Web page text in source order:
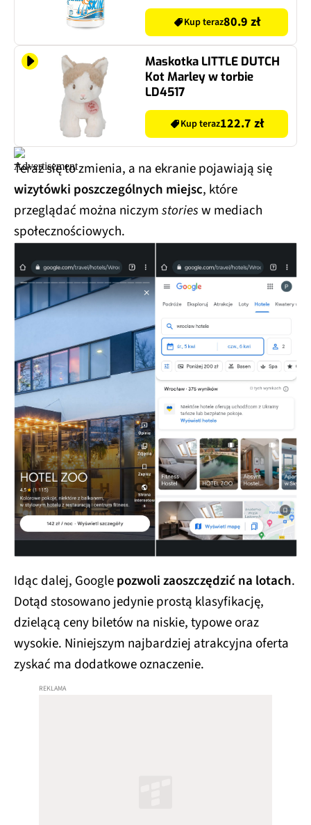
Kup teraz80.9 zł
Maskotka LITTLE DUTCH
Kot Marley w torbie
LD4517
Kup teraz122.7 zł
Teraz się to zmienia, a na ekranie pojawiają się
wizytówki poszczególnych miejsc, które
przeglądać można niczymstoriesw mediach
społecznościowych.
Idąc dalej, Googlepozwoli zaoszczędzić na lotach.
Dotąd stosowano jedynie prostą klasyfikację,
dzielącą ceny biletów na niskie, typowe oraz
wysokie. Niniejszym najbardziej atrakcyjna oferta
zyskać ma dodatkowe oznaczenie.